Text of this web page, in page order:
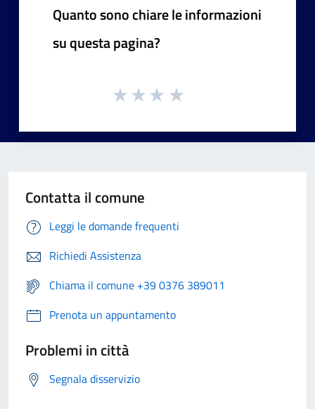
Quanto sono chiare le informazioni
su questa pagina?
Contatta il comune
Leggi le domande frequenti
Richiedi Assistenza
Chiama il comune +39 0376 389011
Prenota un appuntamento
Problemi in città
Segnala disservizio